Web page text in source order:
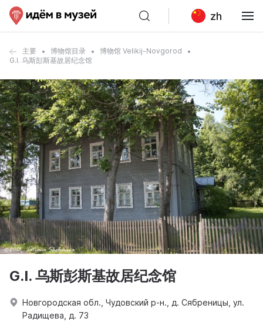
zh
主要 博物馆目录
博物馆 Velikij-Novgorod
G.I. 乌斯彭斯基故居纪念馆
G.I. 乌斯彭斯基故居纪念馆
Новгородская обл., Чудовский р-н., д. Сябреницы, ул.
Радищева, д. 73